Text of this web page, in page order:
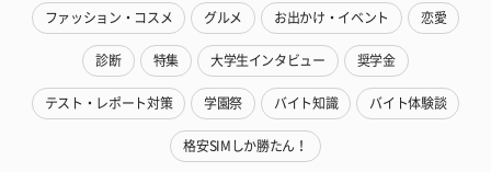
ファッション・コスメ グルメ お出かけ・イベント 恋愛
診断 特集 大学生インタビュー 奨学金
テスト・レポート対策 学園祭 バイト知識 バイト体験談
格安SIMしか勝たん！